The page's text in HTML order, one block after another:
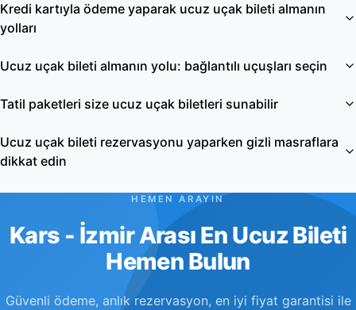
Kredi kartıyla ödeme yaparak ucuz uçak bileti almanın
yolları
Ucuz uçak bileti almanın yolu: bağlantılı uçuşları seçin
Tatil paketleri size ucuz uçak biletleri sunabilir
Ucuz uçak bileti rezervasyonu yaparken gizli masraflara
dikkat edin
HEMEN ARAYIN
Kars - İzmir Arası En Ucuz Bileti
Hemen Bulun
Güvenli ödeme, anlık rezervasyon, en iyi fiyat garantisi ile